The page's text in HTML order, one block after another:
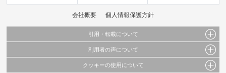
会社概要 個人情報保護方針
引用・転載について
当サイトで公開されている情報（文字、写真、イラスト、画像データ等）及びこれらの配
これらの情報を権利者の許可なく無断転載・複製などの二次利用を行うことは固く禁じて
利用者の声について
当サイトに掲載している内容はすべてサービスの利用者が提出された見解・感想です。
クッキーの使用について